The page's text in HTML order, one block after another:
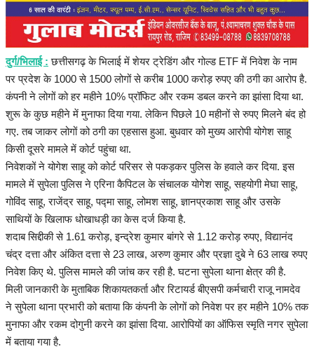
प्रमुख खबर
हेल्थ
Language
English hindi
दुर्ग/भिलाई : छत्तीसगढ़ के भिलाई में शेयर ट्रेडिंग और गोल्ड ETF में निवेश के नाम
पर प्रदेश के 1000 से 1500 लोगों से करीब 1000 करोड़ रुपए की ठगी का आरोप है.
कंपनी ने लोगों को हर महीने 10% प्रॉफिट और रकम डबल करने का झांसा दिया था.
शुरू के कुछ महीने में मुनाफा दिया गया. लेकिन पिछले 10 महीनों से रुपए मिलने बंद हो
गए. तब जाकर लोगों को ठगी का एहसास हुआ. बुधवार को मुख्य आरोपी योगेश साहू
किसी दूसरे मामले में कोर्ट पहुंचा था.
निवेशकों ने योगेश साहू को कोर्ट परिसर से पकड़कर पुलिस के हवाले कर दिया. इस
मामले में सुपेला पुलिस ने एरिना कैपिटल के संचालक योगेश साहू, सहयोगी मेघा साहू,
गोविंद साहू, राजेंद्र साहू, पद्मा साहू, लोमश साहू, ज्ञानप्रकाश साहू और उसके
साथियों के खिलाफ धोखाधड़ी का केस दर्ज किया है.
शदाब सिद्दीकी से 1.61 करोड़, इन्द्रेश कुमार बांगरे से 1.12 करोड़ रुपए, विद्यानंद
चंद्र दत्ता और अंकित दत्ता से 23 लाख, अरुण कुमार और प्रज्ञा दुबे ने 63 लाख रुपए
निवेश किए थे. पुलिस मामले की जांच कर रही है. घटना सुपेला थाना क्षेत्र की है.
मिली जानकारी के मुताबिक शिकायतकर्ता और रिटायर्ड बीएसपी कर्मचारी राजू नामदेव
ने सुपेला थाना प्रभारी को बताया कि कंपनी के लोगों को निवेश पर हर महीने 10% तक
मुनाफा और रकम दोगुनी करने का झांसा दिया. आरोपियों का ऑफिस स्मृति नगर सुपेला
में बताया गया है.